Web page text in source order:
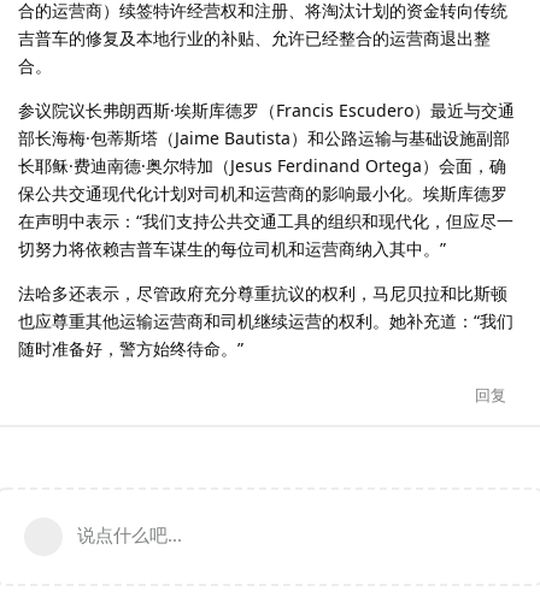
合的运营商）续签特许经营权和注册、将淘汰计划的资金转向传统
吉普车的修复及本地行业的补贴、允许已经整合的运营商退出整
合。
参议院议长弗朗西斯·埃斯库德罗（Francis Escudero）最近与交通
部长海梅·包蒂斯塔（Jaime Bautista）和公路运输与基础设施副部
长耶稣·费迪南德·奥尔特加（Jesus Ferdinand Ortega）会面，确
保公共交通现代化计划对司机和运营商的影响最小化。埃斯库德罗
在声明中表示：“我们支持公共交通工具的组织和现代化，但应尽一
切努力将依赖吉普车谋生的每位司机和运营商纳入其中。”
法哈多还表示，尽管政府充分尊重抗议的权利，马尼贝拉和比斯顿
也应尊重其他运输运营商和司机继续运营的权利。她补充道：“我们
随时准备好，警方始终待命。”
回复
说点什么吧...